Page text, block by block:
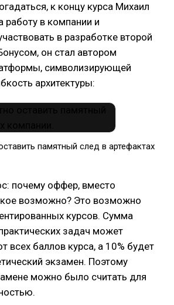
к концу курса Михаил
работу в компании и
в разработке второй
он стал автором
символизирующей
архитектуры:
памятный след в артефактах
почему оффер, вместо
возможно? Это возможно
курсов. Сумма
задач может
всех баллов курса, а 10% будет
экзамен. Поэтому
можно было считать для